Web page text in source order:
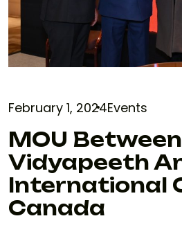
February 1, 2024Events
MOU
Vidyapeeth
International
Canada